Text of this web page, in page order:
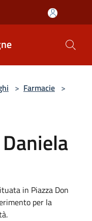
> Farmacie >
in Piazza Don
per la